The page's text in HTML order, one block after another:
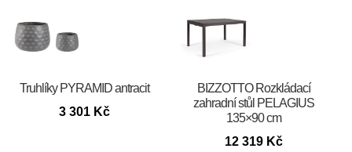
Truhlíky PYRAMID antracit
3 301 Kč
BIZZOTTO Rozkládací
zahradní stůl PELAGIUS
135×90 cm
12 319 Kč